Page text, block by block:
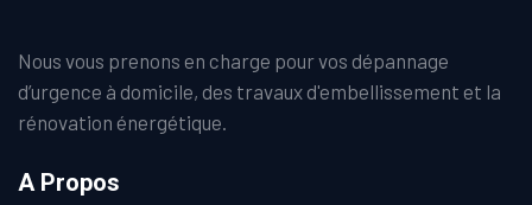
Nous vous prenons en charge pour vos dépannage
d’urgence à domicile, des travaux d'embellissement et la
rénovation énergétique.
A Propos